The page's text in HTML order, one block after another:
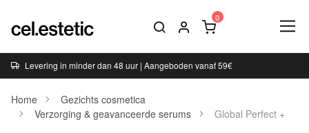
Levering in minder dan 48 uur | Aangeboden vanaf 59€
Home
Gezichts cosmetica
Verzorging & geavanceerde serums
Global Perfect +